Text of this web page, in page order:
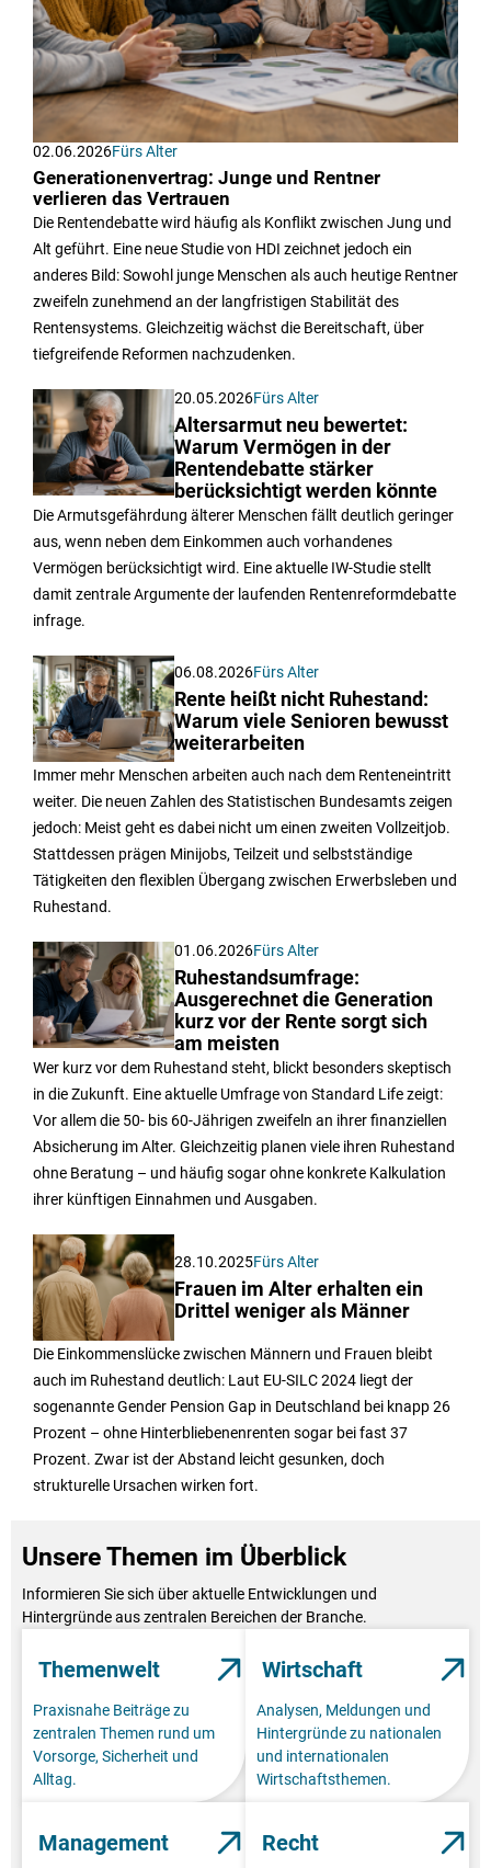
02.06.2026Fürs Alter
Generationenvertrag: Junge und Rentner
verlieren das Vertrauen
Die Rentendebatte wird häufig als Konflikt zwischen Jung und
Alt geführt. Eine neue Studie von HDI zeichnet jedoch ein
anderes Bild: Sowohl junge Menschen als auch heutige Rentner
zweifeln zunehmend an der langfristigen Stabilität des
Rentensystems. Gleichzeitig wächst die Bereitschaft, über
tiefgreifende Reformen nachzudenken.
20.05.2026Fürs Alter
Altersarmut neu bewertet:
Warum Vermögen in der
Rentendebatte stärker
berücksichtigt werden könnte
Die Armutsgefährdung älterer Menschen fällt deutlich geringer
aus, wenn neben dem Einkommen auch vorhandenes
Vermögen berücksichtigt wird. Eine aktuelle IW-Studie stellt
damit zentrale Argumente der laufenden Rentenreformdebatte
infrage.
06.08.2026Fürs Alter
Rente heißt nicht Ruhestand:
Warum viele Senioren bewusst
weiterarbeiten
Immer mehr Menschen arbeiten auch nach dem Renteneintritt
weiter. Die neuen Zahlen des Statistischen Bundesamts zeigen
jedoch: Meist geht es dabei nicht um einen zweiten Vollzeitjob.
Stattdessen prägen Minijobs, Teilzeit und selbstständige
Tätigkeiten den flexiblen Übergang zwischen Erwerbsleben und
Ruhestand.
01.06.2026Fürs Alter
Ruhestandsumfrage:
Ausgerechnet die Generation
kurz vor der Rente sorgt sich
am meisten
Wer kurz vor dem Ruhestand steht, blickt besonders skeptisch
in die Zukunft. Eine aktuelle Umfrage von Standard Life zeigt:
Vor allem die 50- bis 60-Jährigen zweifeln an ihrer finanziellen
Absicherung im Alter. Gleichzeitig planen viele ihren Ruhestand
ohne Beratung – und häufig sogar ohne konkrete Kalkulation
ihrer künftigen Einnahmen und Ausgaben.
28.10.2025Fürs Alter
Frauen im Alter erhalten ein
Drittel weniger als Männer
Die Einkommenslücke zwischen Männern und Frauen bleibt
auch im Ruhestand deutlich: Laut EU-SILC 2024 liegt der
sogenannte Gender Pension Gap in Deutschland bei knapp 26
Prozent – ohne Hinterbliebenenrenten sogar bei fast 37
Prozent. Zwar ist der Abstand leicht gesunken, doch
strukturelle Ursachen wirken fort.
Unsere Themen im Überblick
Informieren Sie sich über aktuelle Entwicklungen und
Hintergründe aus zentralen Bereichen der Branche.
Themenwelt
Praxisnahe Beiträge zu
zentralen Themen rund um
Vorsorge, Sicherheit und
Alltag.
Wirtschaft
Analysen, Meldungen und
Hintergründe zu nationalen
und internationalen
Wirtschaftsthemen.
Management Recht